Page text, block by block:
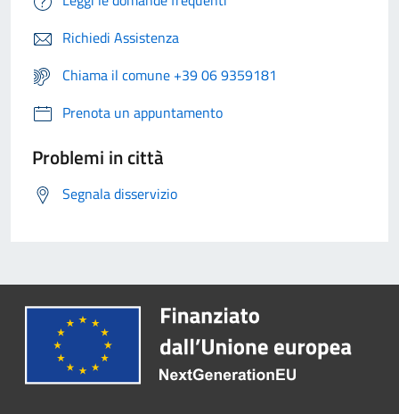
Richiedi Assistenza
Chiama il comune +39 06 9359181
Prenota un appuntamento
Problemi in città
Segnala disservizio